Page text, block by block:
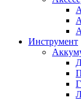
Инструмент